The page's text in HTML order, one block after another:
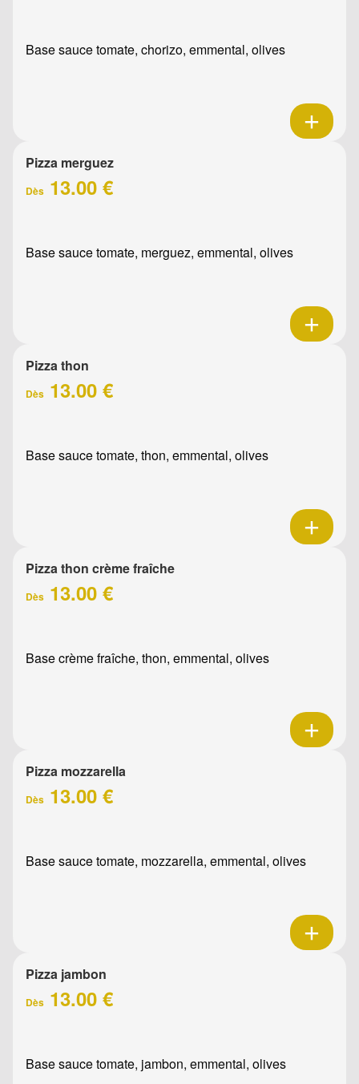
Base sauce tomate, chorizo, emmental, olives
Pizza merguez
Dès 13.00 €
Base sauce tomate, merguez, emmental, olives
Pizza thon
Dès 13.00 €
Base sauce tomate, thon, emmental, olives
Pizza thon crème fraîche
Dès 13.00 €
Base crème fraîche, thon, emmental, olives
Pizza mozzarella
Dès 13.00 €
Base sauce tomate, mozzarella, emmental, olives
Pizza jambon
Dès 13.00 €
Base sauce tomate, jambon, emmental, olives